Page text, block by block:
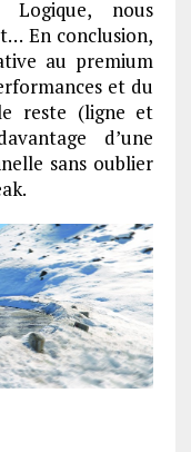
nous
En conclusion,
au premium
et du
reste (ligne et
d’une
sans oublier